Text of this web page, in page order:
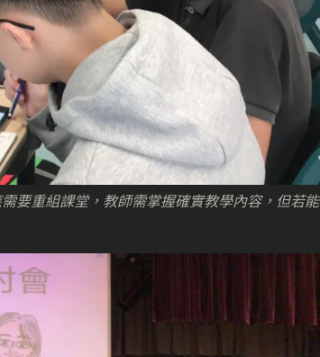
要重組課堂，教師需掌握確實教學內容，但若能